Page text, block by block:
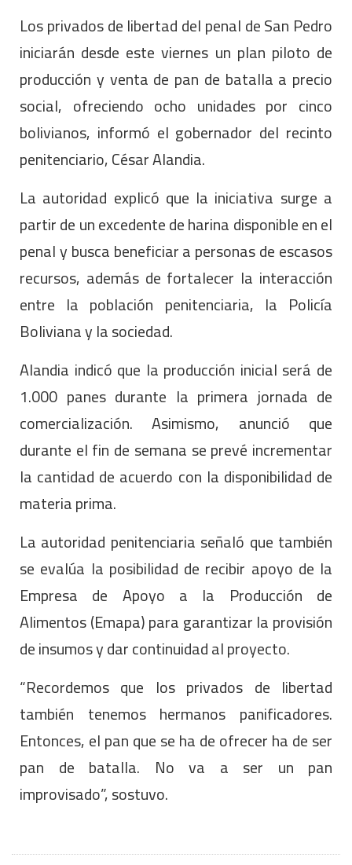
Los privados de libertad del penal de San Pedro
iniciarán desde este viernes un plan piloto de
producción y venta de pan de batalla a precio
social, ofreciendo ocho unidades por cinco
bolivianos, informó el gobernador del recinto
penitenciario, César Alandia.
La autoridad explicó que la iniciativa surge a
partir de un excedente de harina disponible en el
penal y busca beneficiar a personas de escasos
recursos, además de fortalecer la interacción
entre la población penitenciaria, la Policía
Boliviana y la sociedad.
Alandia indicó que la producción inicial será de
1.000 panes durante la primera jornada de
comercialización. Asimismo, anunció que
durante el fin de semana se prevé incrementar
la cantidad de acuerdo con la disponibilidad de
materia prima.
La autoridad penitenciaria señaló que también
se evalúa la posibilidad de recibir apoyo de la
Empresa de Apoyo a la Producción de
Alimentos (Emapa) para garantizar la provisión
de insumos y dar continuidad al proyecto.
“Recordemos que los privados de libertad
también tenemos hermanos panificadores.
Entonces, el pan que se ha de ofrecer ha de ser
pan de batalla. No va a ser un pan
improvisado”, sostuvo.